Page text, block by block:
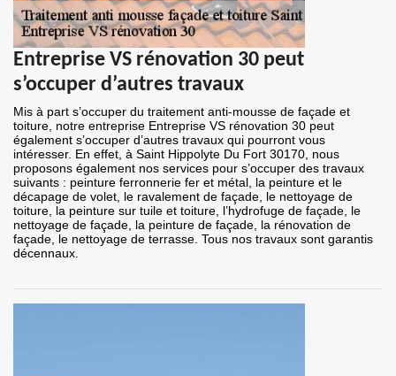
Entreprise VS rénovation 30 peut
s’occuper d’autres travaux
Mis à part s’occuper du traitement anti-mousse de façade et
toiture, notre entreprise Entreprise VS rénovation 30 peut
également s’occuper d’autres travaux qui pourront vous
intéresser. En effet, à Saint Hippolyte Du Fort 30170, nous
proposons également nos services pour s’occuper des travaux
suivants : peinture ferronnerie fer et métal, la peinture et le
décapage de volet, le ravalement de façade, le nettoyage de
toiture, la peinture sur tuile et toiture, l’hydrofuge de façade, le
nettoyage de façade, la peinture de façade, la rénovation de
façade, le nettoyage de terrasse. Tous nos travaux sont garantis
décennaux.